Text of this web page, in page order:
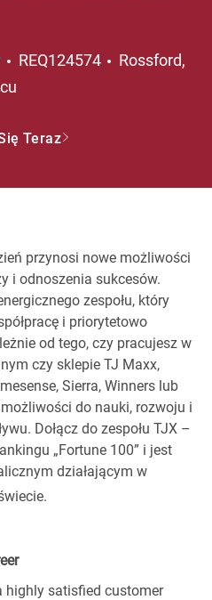
REQ124574 Lokalizacja
Rossford,
Teraz
przynosi nowe możliwości
i odnoszenia sukcesów.
zespołu, który
i priorytetowo
od tego, czy pracujesz w
czy sklepie TJ Maxx,
Sierra, Winners lub
do nauki, rozwoju i
Dołącz do zespołu TJX –
„Fortune 100” i jest
działającym w
highly satisfied customer